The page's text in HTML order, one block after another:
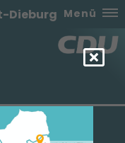
Dieburg Menü
VON FRAU